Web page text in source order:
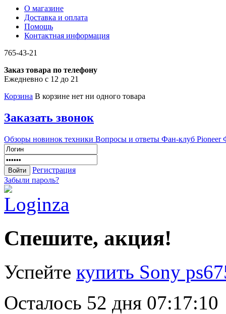
О магазине
Доставка и оплата
Помощь
Контактная информация
765-43-21
Заказ товара по телефону
Ежедневно с 12 до 21
Корзина В корзине нет ни одного товара
Заказать звонок
Обзоры новинок техники Вопросы и ответы Фан-клуб Pioneer
Регистрация
Забыли пароль?
Спешите, акция!
Успейте купить Sony
Осталось 52 дня 07:17:09